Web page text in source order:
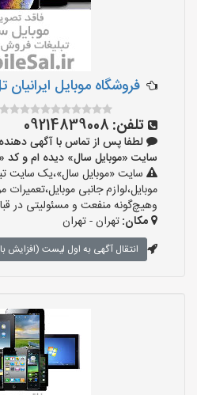
فروشگاه موبایل ایرانیان
تلفن: 09214839008
لطفا پس از تماس با آگهی
سایت «موبایل سال» دیده ام و کد «آگهی-40» را
سایت «موبایل سال»،یک سایت
موبایل،لوازم جانبی
وهیچ‌گونه منفعت و مسئولیتی در
مکان:تهران - تهران
انتقال آگهی به اول لیست (افزایش